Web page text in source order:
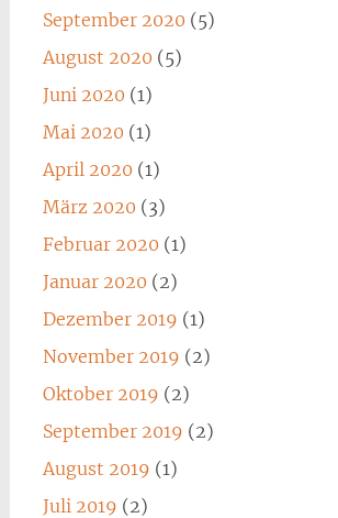
September 2020 (5)
August 2020 (5)
Juni 2020 (1)
Mai 2020 (1)
April 2020 (1)
März 2020 (3)
Februar 2020 (1)
Januar 2020 (2)
Dezember 2019 (1)
November 2019 (2)
Oktober 2019 (2)
September 2019 (2)
August 2019 (1)
Juli 2019 (2)